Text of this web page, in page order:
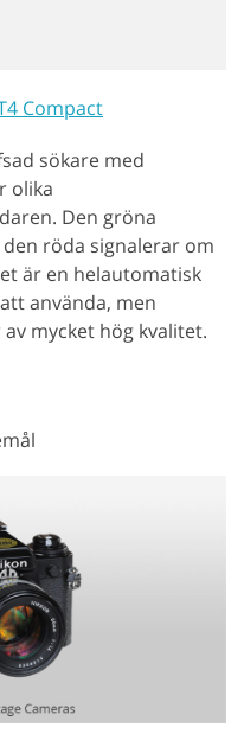
Compact
sökare med
olika
Den gröna
röda signalerar om
är en helautomatisk
använda, men
mycket hög kvalitet.